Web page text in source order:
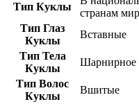
Тип Куклы
странам
Тип Глаз
Куклы
Вставные
Тип Тела
Куклы
Шарнирное
Тип Волос
Куклы
Вшитые